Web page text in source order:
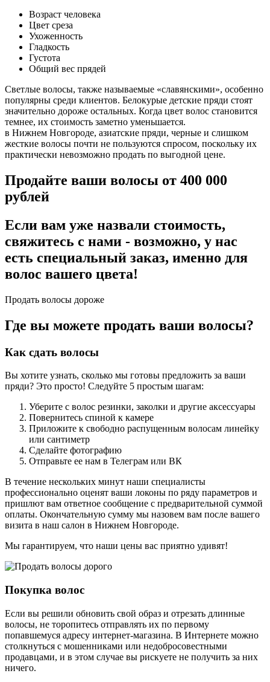
Возраст человека
Цвет среза
Ухоженность
Гладкость
Густота
Общий вес прядей
Светлые волосы, также называемые «славянскими», особенно
популярны среди клиентов. Белокурые детские пряди стоят
значительно дороже остальных. Когда цвет волос становится
темнее, их стоимость заметно уменьшается.
в Нижнем Новгороде, азиатские пряди, черные и слишком
жесткие волосы почти не пользуются спросом, поскольку их
практически невозможно продать по выгодной цене.
Продайте ваши волосы от 400 000
рублей
Если вам уже назвали стоимость,
свяжитесь с нами - возможно, у нас
есть специальный заказ, именно для
волос вашего цвета!
Продать волосы дороже
Где вы можете продать ваши волосы?
Как сдать волосы
Вы хотите узнать, сколько мы готовы предложить за ваши
пряди? Это просто! Следуйте 5 простым шагам:
Уберите с волос резинки, заколки и другие аксессуары
Повернитесь спиной к камере
Приложите к свободно распущенным волосам линейку
или сантиметр
Сделайте фотографию
Отправьте ее нам в Телеграм или ВК
В течение нескольких минут наши специалисты
профессионально оценят ваши локоны по ряду параметров и
пришлют вам ответное сообщение с предварительной суммой
оплаты. Окончательную сумму мы назовем вам после вашего
визита в наш салон в Нижнем Новгороде.
Мы гарантируем, что наши цены вас приятно удивят!
Покупка волос
Если вы решили обновить свой образ и отрезать длинные
волосы, не торопитесь отправлять их по первому
попавшемуся адресу интернет-магазина. В Интернете можно
столкнуться с мошенниками или недобросовестными
продавцами, и в этом случае вы рискуете не получить за них
ничего.